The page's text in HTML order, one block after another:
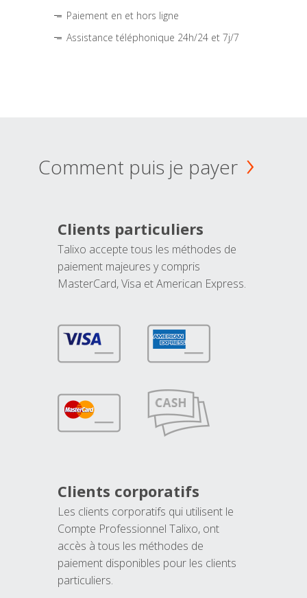
Paiement en et hors ligne
Assistance téléphonique 24h/24 et 7j/7
Comment puis je payer
Clients particuliers
Talixo accepte tous les méthodes de
paiement majeures y compris
MasterCard, Visa et American Express.
Clients corporatifs
Les clients corporatifs qui utilisent le
Compte Professionnel Talixo, ont
accès à tous les méthodes de
paiement disponibles pour les clients
particuliers.